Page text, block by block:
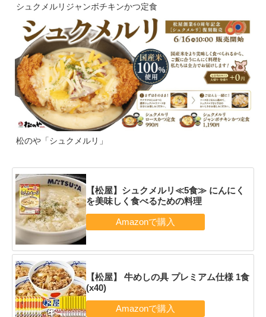
シュクメルリジャンボチキンかつ定食
松のや「シュクメルリ」
【松屋】シュクメルリ≪5食≫ にんにく
を美味しく食べるための料理
【松屋】 牛めしの具 プレミアム仕様 1食
(x40)